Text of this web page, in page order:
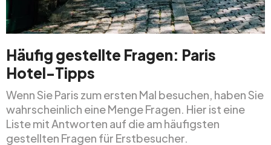
Häufig gestellte Fragen: Paris
Hotel-Tipps
Wenn Sie Paris zum ersten Mal besuchen, haben Sie
wahrscheinlich eine Menge Fragen. Hier ist eine
Liste mit Antworten auf die am häufigsten
gestellten Fragen für Erstbesucher.